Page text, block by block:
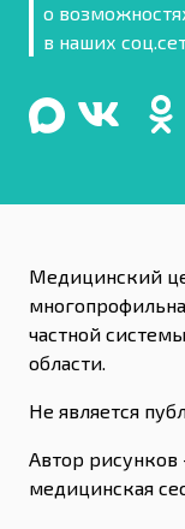
о
в наших
Медицинский
частной
области.
Не является
Автор рисунков
медицинская